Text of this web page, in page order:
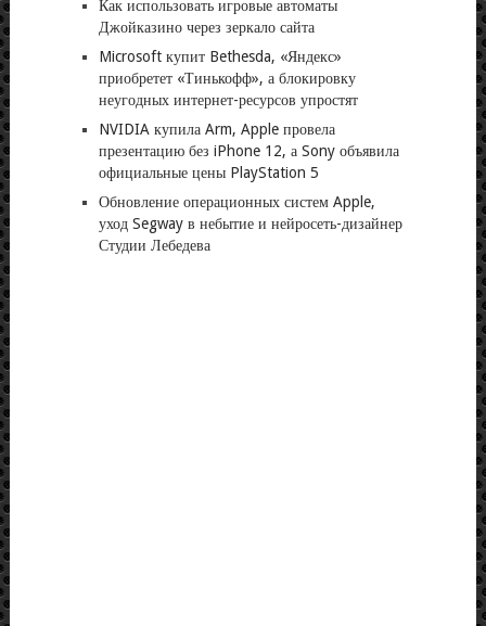
Как использовать игровые автоматы
Джойказино через зеркало сайта
Microsoft купит Bethesda, «Яндекс»
приобретет «Тинькофф», а блокировку
неугодных интернет-ресурсов упростят
NVIDIA купила Arm, Apple провела
презентацию без iPhone 12, а Sony объявила
официальные цены PlayStation 5
Обновление операционных систем Apple,
уход Segway в небытие и нейросеть-дизайнер
Студии Лебедева